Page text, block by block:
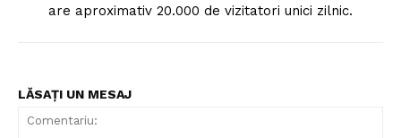
are aproximativ 20.000 de vizitatori unici zilnic.
LĂSAȚI UN MESAJ